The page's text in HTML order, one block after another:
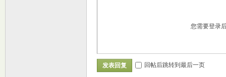
您需要登录
发表回复 回帖后跳转到最后一页